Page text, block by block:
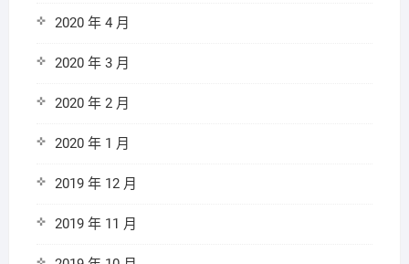
2020 年 4 月
2020 年 3 月
2020 年 2 月
2020 年 1 月
2019 年 12 月
2019 年 11 月